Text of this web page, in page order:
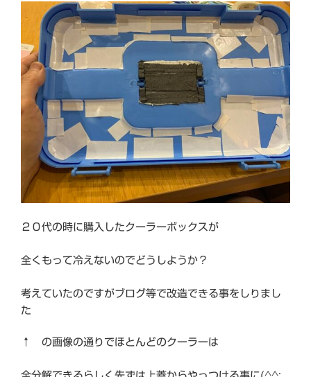
２０代の時に購入したクーラーボックスが
全くもって冷えないのでどうしようか？
考えていたのですがブログ等で改造できる事をしりまし
た
↑ の画像の通りでほとんどのクーラーは